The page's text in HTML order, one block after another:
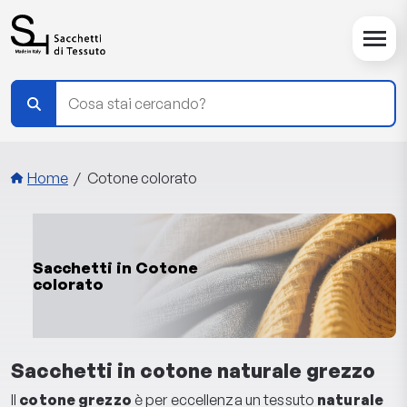
Briciole di pane
Home Cotone colorato
Sacchetti in Cotone
colorato
Sacchetti in cotone naturale grezzo
Il cotone grezzo è per eccellenza un tessuto naturale